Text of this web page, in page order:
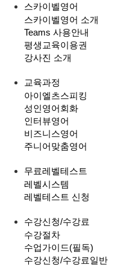
스카이벨영어
스카이벨영어 소개
Teams 사용안내
평생교육이용권
강사진 소개
교육과정
아이엘츠스피킹
성인영어회화
인터뷰영어
비즈니스영어
주니어맞춤영어
무료레벨테스트
레벨시스템
레벨테스트 신청
수강신청/수강료
수강절차
수업가이드(필독)
수강신청/수강료일반